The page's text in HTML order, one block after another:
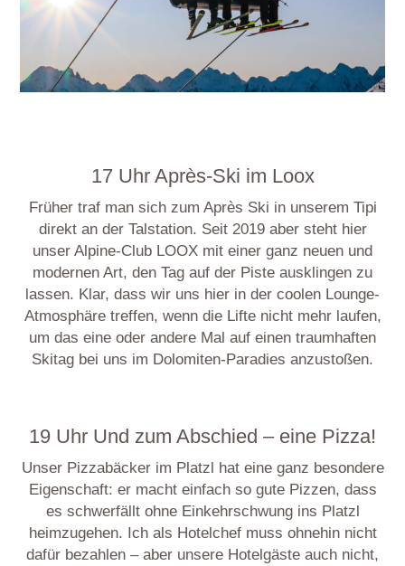
17 Uhr Après-Ski im Loox
Früher traf man sich zum Après Ski in unserem Tipi
direkt an der Talstation. Seit 2019 aber steht hier
unser Alpine-Club LOOX mit einer ganz neuen und
modernen Art, den Tag auf der Piste ausklingen zu
lassen. Klar, dass wir uns hier in der coolen Lounge-
Atmosphäre treffen, wenn die Lifte nicht mehr laufen,
um das eine oder andere Mal auf einen traumhaften
Skitag bei uns im Dolomiten-Paradies anzustoßen.
19 Uhr Und zum Abschied – eine Pizza!
Unser Pizzabäcker im Platzl hat eine ganz besondere
Eigenschaft: er macht einfach so gute Pizzen, dass
es schwerfällt ohne Einkehrschwung ins Platzl
heimzugehen. Ich als Hotelchef muss ohnehin nicht
dafür bezahlen – aber unsere Hotelgäste auch nicht,